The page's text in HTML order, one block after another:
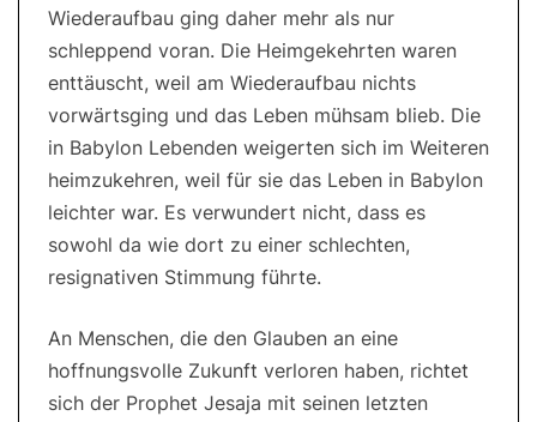
Wiederaufbau ging daher mehr als nur
schleppend voran. Die Heimgekehrten waren
enttäuscht, weil am Wiederaufbau nichts
vorwärtsging und das Leben mühsam blieb. Die
in Babylon Lebenden weigerten sich im Weiteren
heimzukehren, weil für sie das Leben in Babylon
leichter war. Es verwundert nicht, dass es
sowohl da wie dort zu einer schlechten,
resignativen Stimmung führte.
An Menschen, die den Glauben an eine
hoffnungsvolle Zukunft verloren haben, richtet
sich der Prophet Jesaja mit seinen letzten